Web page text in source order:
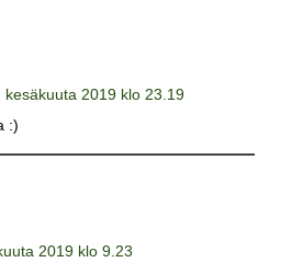
kesäkuuta 2019 klo 23.19
:)
2019 klo 9.23